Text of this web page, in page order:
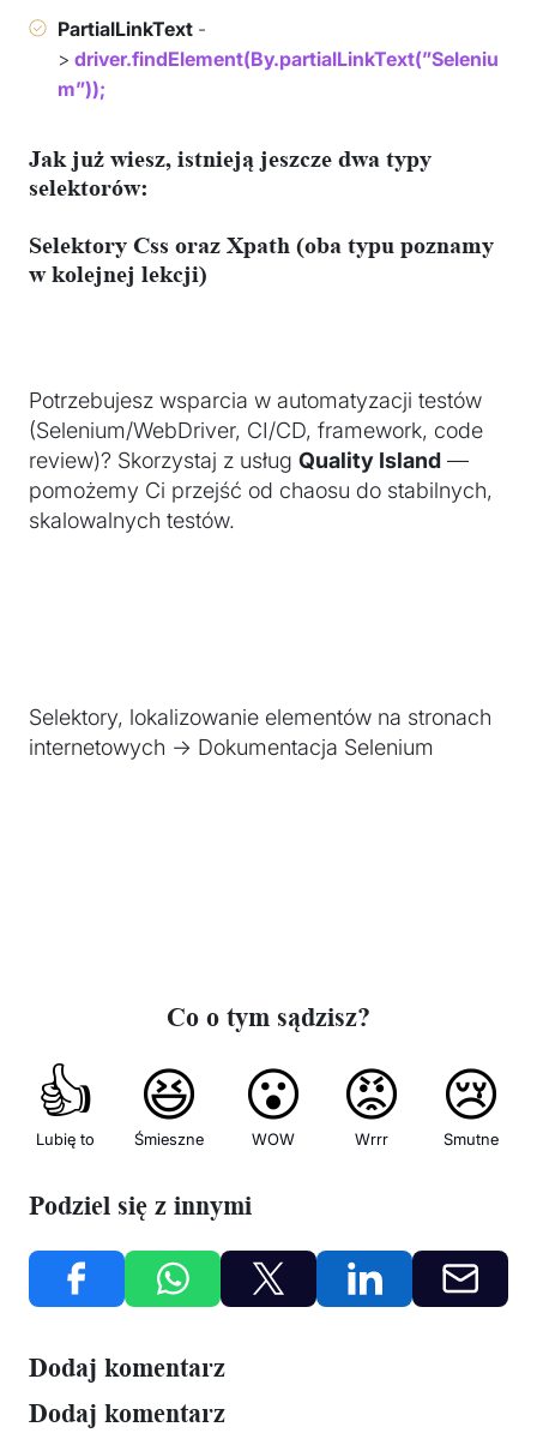
PartialLinkText -
> driver.findElement(By.partialLinkText(”Seleniu
m”));
Jak już wiesz, istnieją jeszcze dwa typy
selektorów:
Selektory Css oraz Xpath (oba typu poznamy
w kolejnej lekcji)
Potrzebujesz wsparcia w automatyzacji testów
(Selenium/WebDriver, CI/CD, framework, code
review)? Skorzystaj z usług Quality Island —
pomożemy Ci przejść od chaosu do stabilnych,
skalowalnych testów.
Selektory, lokalizowanie elementów na stronach
internetowych -> Dokumentacja Selenium
Co o tym sądzisz?
👍
Lubię to
😆
Śmieszne
😮
WOW
😡
Wrrr
😢
Smutne
Podziel się z innymi
Dodaj komentarz
Dodaj komentarz